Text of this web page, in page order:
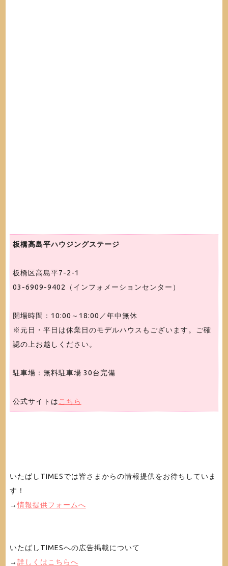
板橋高島平ハウジングステージ
板橋区高島平7-2-1
03-6909-9402（インフォメーションセンター）
開場時間：10:00～18:00／年中無休
※元日・平日は休業日のモデルハウスもございます。ご確
認の上お越しください。
駐車場：無料駐車場 30台完備
公式サイトは こちら
いたばしTIMESでは皆さまからの情報提供をお待ちしていま
す！
→情報提供フォームへ
いたばしTIMESへの広告掲載について
→ 詳しくはこちらへ